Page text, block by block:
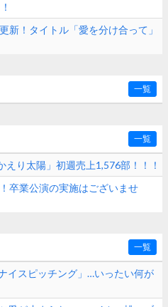
新！タイトル「愛を分け合って」
一覧
一覧
り太陽」初週売上1,576部！！！
卒業公演の実施はございませ
一覧
イスピッチング」…いったい何が